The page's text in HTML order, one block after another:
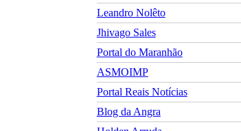
Leandro Nolêto
Jhivago Sales
Portal do Maranhão
ASMOIMP
Portal Reais Notí­cias
Blog da Angra